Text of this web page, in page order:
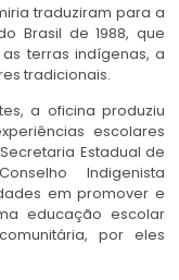
traduziram para a
Brasil de 1988, que
terras indígenas, a
tradicionais.
a oficina produziu
escolares
Estadual de
Indigenista
em promover e
educação escolar
por eles